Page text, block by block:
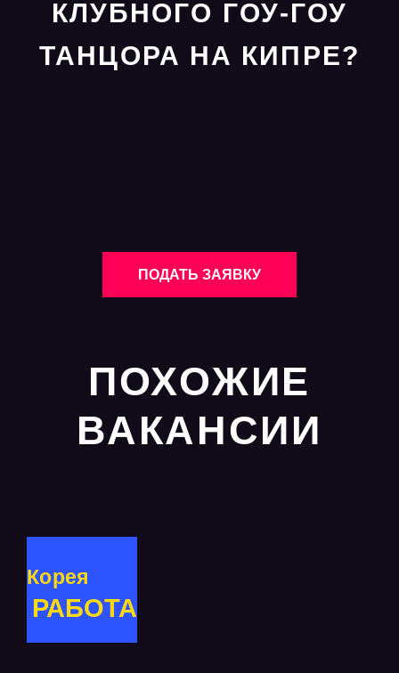
КЛУБНОГО ГОУ-ГОУ
ТАНЦОРА НА КИПРЕ?
ПОДАТЬ ЗАЯВКУ
ПОХОЖИЕ
ВАКАНСИИ
Корея
РАБОТА